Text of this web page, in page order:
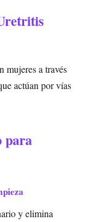
mujeres a través
actúan por vías
para
y elimina